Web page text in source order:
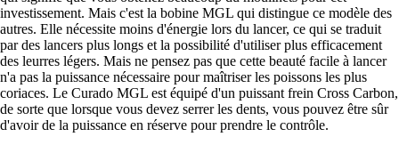
investissement. Mais c'est la bobine MGL qui distingue ce modèle des
autres. Elle nécessite moins d'énergie lors du lancer, ce qui se traduit
par des lancers plus longs et la possibilité d'utiliser plus efficacement
des leurres légers. Mais ne pensez pas que cette beauté facile à lancer
n'a pas la puissance nécessaire pour maîtriser les poissons les plus
coriaces. Le Curado MGL est équipé d'un puissant frein Cross Carbon,
de sorte que lorsque vous devez serrer les dents, vous pouvez être sûr
d'avoir de la puissance en réserve pour prendre le contrôle.